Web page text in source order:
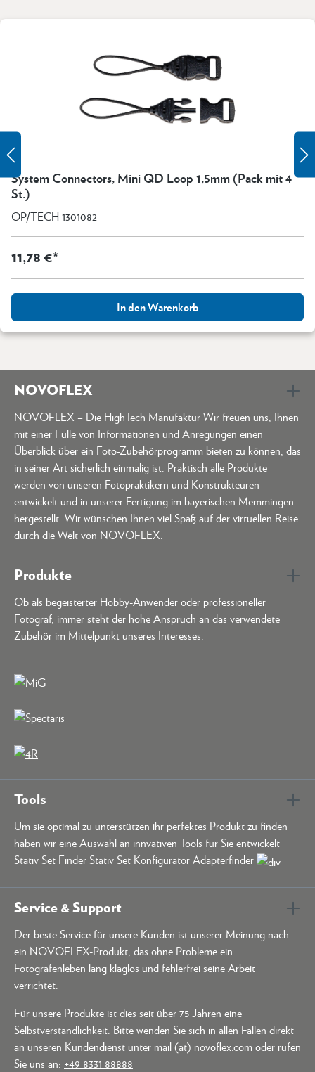
System Connectors, Mini QD Loop 1,5mm (Pack mit 4
St.)
OP/TECH 1301082
11,78 €*
In den Warenkorb
NOVOFLEX
NOVOFLEX – Die HighTech Manufaktur Wir freuen uns, Ihnen
mit einer Fülle von Informationen und Anregungen einen
Überblick über ein Foto-Zubehörprogramm bieten zu können, das
in seiner Art sicherlich einmalig ist. Praktisch alle Produkte
werden von unseren Fotopraktikern und Konstrukteuren
entwickelt und in unserer Fertigung im bayerischen Memmingen
hergestellt. Wir wünschen Ihnen viel Spaß auf der virtuellen Reise
durch die Welt von NOVOFLEX.
Produkte
Ob als begeisterter Hobby-Anwender oder professioneller
Fotograf, immer steht der hohe Anspruch an das verwendete
Zubehör im Mittelpunkt unseres Interesses.
Tools
Um sie optimal zu unterstützen ihr perfektes Produkt zu finden
haben wir eine Auswahl an innvativen Tools für Sie entwickelt
Stativ Set Finder Stativ Set Konfigurator Adapterfinder
Service & Support
Der beste Service für unsere Kunden ist unserer Meinung nach
ein NOVOFLEX-Produkt, das ohne Probleme ein
Fotografenleben lang klaglos und fehlerfrei seine Arbeit
verrichtet.
Für unsere Produkte ist dies seit über 75 Jahren eine
Selbstverständlichkeit. Bitte wenden Sie sich in allen Fällen direkt
an unseren Kundendienst unter mail (at) novoflex.com oder rufen
Sie uns an: +49 8331 88888